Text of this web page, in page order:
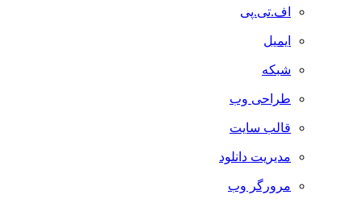
اف.تی.پی
ایمیل
شبکه
طراحی وب
قالب سایت
مدیریت دانلود
مرورگر وب